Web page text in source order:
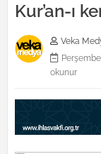
Kur’an-ı
Veka
okunur